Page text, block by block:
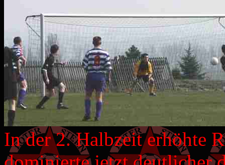
In der 2. Halbzeit erhöhte